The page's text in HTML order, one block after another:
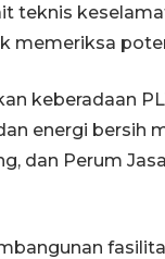
teknis
memeriksa
keberadaan
energi bersih
dan Perum